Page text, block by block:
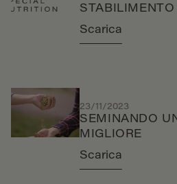
Scarica
23/11/2023
SEMINANDO
MIGLIORE
Scarica